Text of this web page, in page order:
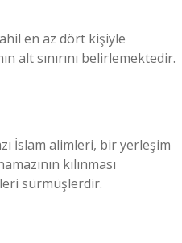
en az dört kişiyle
alt sınırını belirlemektedir.
İslam alimleri, bir yerleşim
kılınması
sürmüşlerdir.